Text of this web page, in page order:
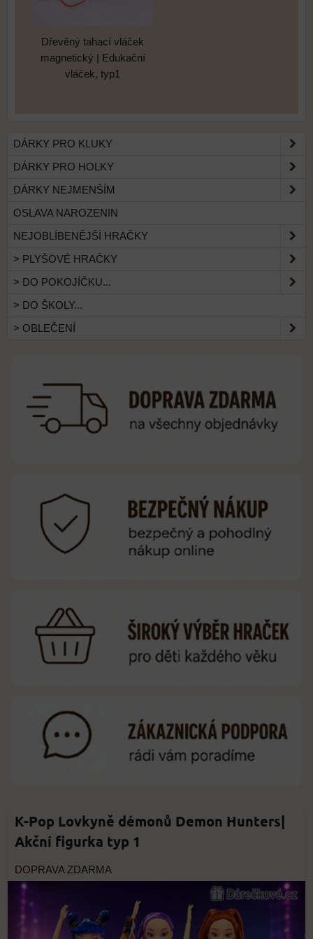
Dřevěný tahací vláček
magnetický | Edukační
vláček, typ1
DÁRKY PRO KLUKY
DÁRKY PRO HOLKY
DÁRKY NEJMENŠÍM
OSLAVA NAROZENIN
NEJOBLÍBENĚJŠÍ HRAČKY
> PLYŠOVÉ HRAČKY
> DO POKOJÍČKU...
> DO ŠKOLY...
> OBLEČENÍ
K-Pop Lovkyně démonů Demon Hunters|
Akční figurka typ 1
DOPRAVA ZDARMA